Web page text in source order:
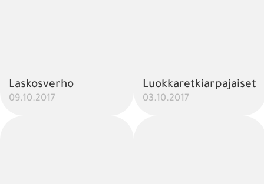
Laskosverho
09.10.2017
Luokkaretkiarpajaiset
03.10.2017